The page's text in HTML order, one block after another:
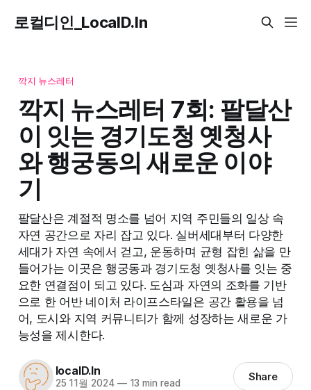
로컬디인_LocalD.In
깍지 뉴스레터
깍지 뉴스레터 7회: 팔달산
이 잇는 경기도청 옛청사
와 행궁동의 새로운 이야
기
팔달산은 계절적 명소를 넘어 지역 주민들의 일상 속
자연 공간으로 자리 잡고 있다. 실버세대부터 다양한
세대가 자연 속에서 걷고, 운동하며 균형 잡힌 삶을 만
들어가는 이곳은 행궁동과 경기도청 옛청사를 잇는 중
요한 연결점이 되고 있다. 도심과 자연의 조화를 기반
으로 한 어반 네이처 라이프스타일은 공간 활용을 넘
어, 도시와 지역 커뮤니티가 함께 성장하는 새로운 가
능성을 제시한다.
localD.In
25 11월 2024 —13 min read Share